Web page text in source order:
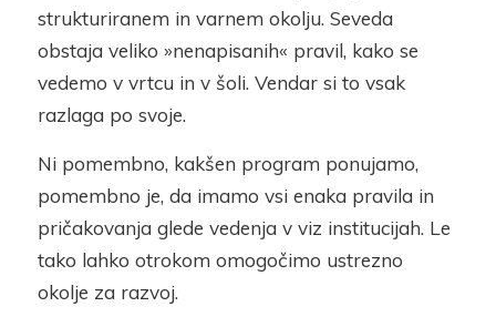
strukturiranem in varnem okolju. Seveda
obstaja veliko »nenapisanih« pravil, kako se
vedemo v vrtcu in v šoli. Vendar si to vsak
razlaga po svoje.
Ni pomembno, kakšen program ponujamo,
pomembno je, da imamo vsi enaka pravila in
pričakovanja glede vedenja v viz institucijah. Le
tako lahko otrokom omogočimo ustrezno
okolje za razvoj.